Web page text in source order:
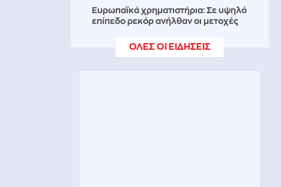
Ευρωπαϊκά χρηματιστήρια: Σε υψηλό
επίπεδο ρεκόρ ανήλθαν οι μετοχές
ΠΡΙΝ ΑΠΌ 2 ΜΈΡΕΣΟΛΕΣ ΟΙ ΕΙΔΗΣΕΙΣ